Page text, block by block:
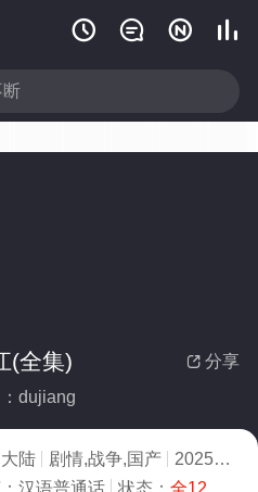
   
 分享
(全集)
dujiang
陆 剧情,战争,国产 2025
8.0
汉语普通话 状态： 全12集